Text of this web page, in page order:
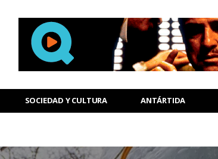
SOCIEDAD Y CULTURA ANTÁRTIDA